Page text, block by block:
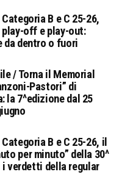
B e C 25-26,
off e play-out:
da dentro o fuori
/ Torna il Memorial
Pastori” di
la 7^edizione dal 25
B e C 25-26, il
per minuto” della 30^
verdetti della regular